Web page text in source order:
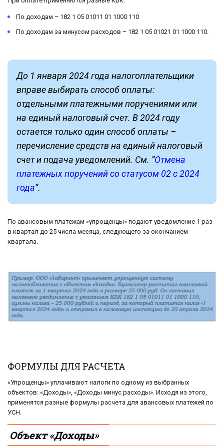
По доходам – 182 1 05 01011 01 1000 110
По доходам за минусом расходов – 182 1 05 01021 01 1000 110.
До 1 января 2024 года налогоплательщики
вправе выбирать способ оплаты:
отдельными платежными поручениями или
на единый налоговый счет. В 2024 году
остается только один способ оплаты –
перечисление средств на единый налоговый
счет и подача уведомлений. См. “Отмена
платежных поручений со статусом 02 с 2024
года“.
По авансовым платежам «упрощенцы» подают уведомление 1 раз
в квартал до 25 числа месяца, следующего за окончанием
квартала.
ФОРМУЛЫ ДЛЯ РАСЧЕТА
«Упрощенцы» уплачивают налоги по одному из выбранных
объектов: «Доходы», «Доходы минус расходы». Исходя из этого,
применятся разные формулы расчета для авансовых платежей по
УСН.
Объект «Доходы»